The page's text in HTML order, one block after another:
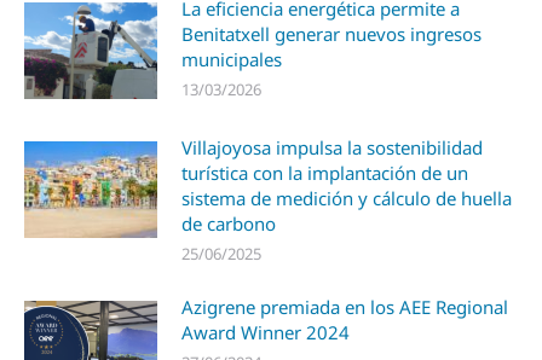
La eficiencia energética permite a
Benitatxell generar nuevos ingresos
municipales
13/03/2026
Villajoyosa impulsa la sostenibilidad
turística con la implantación de un
sistema de medición y cálculo de huella
de carbono
25/06/2025
Azigrene premiada en los AEE Regional
Award Winner 2024